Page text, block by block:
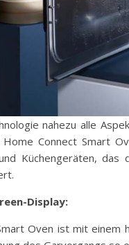
nahezu alle
Connect Smart
Küchengeräten,
Display:
Oven ist mit einem